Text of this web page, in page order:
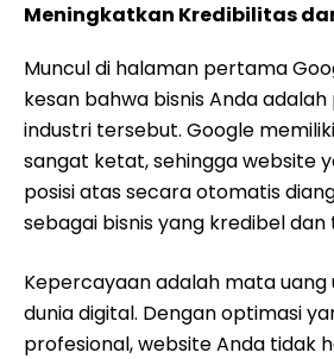
Meningkatkan Kredibilitas
Muncul di halaman pertama
kesan bahwa bisnis Anda
industri tersebut. Google
sangat ketat, sehingga website
posisi atas secara otomatis
sebagai bisnis yang kredibel
Kepercayaan adalah mata
dunia digital. Dengan optimasi
profesional, website Anda tidak